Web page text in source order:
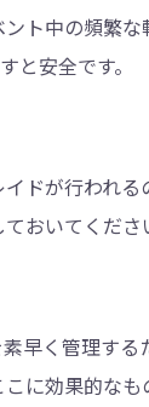
ト中の頻繁な
と安全です。
ドが行われる
おいてくださ
早く管理する
に効果的なも